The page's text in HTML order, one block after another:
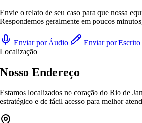
Envie o relato de seu caso para que nossa
Respondemos geralmente em poucos
Enviar por Áudio
Enviar por Escrito
Localização
Nosso Endereço
Estamos localizados no coração do Rio de
estratégico e de fácil acesso para melhor